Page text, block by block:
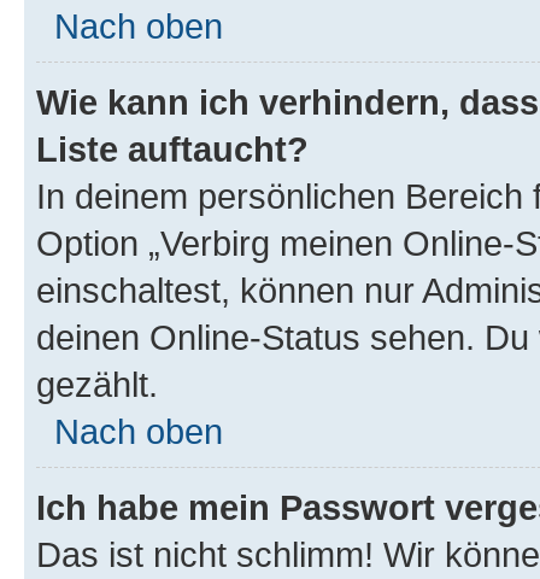
Nach oben
Wie kann ich verhindern,
Liste auftaucht?
In deinem persönlichen
Option „Verbirg meinen Online-
einschaltest, können nur
deinen Online-Status sehen.
gezählt.
Nach oben
Ich habe mein Passwort
Das ist nicht schlimm! Wir